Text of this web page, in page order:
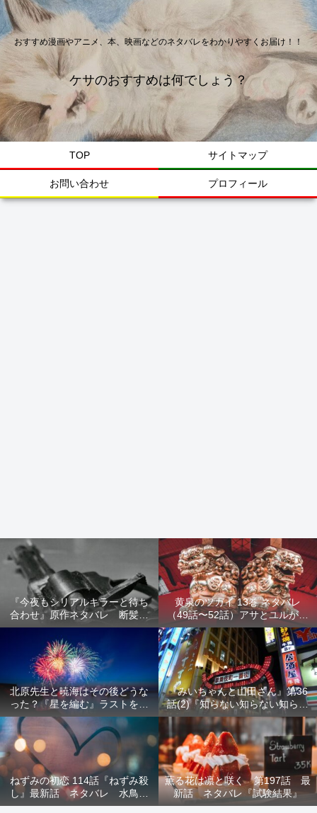
おすすめ漫画やアニメ、本、映画などのネタバレをわかりやすくお届け！！
ケサのおすすめは何でしょう？
TOP サイトマップ
お問い合わせ プロフィール
『今夜もシリアルキラーと待ち
合わせ』原作ネタバレ 断髪オ
ブジェ殺人事件 犯人の正体や
結末を解説
黄泉のツガイ 13巻 ネタバレ
（49話〜52話）アサとユルが家
出！西ノ村の真実とヒカルの決
意を解説
北原先生と暁海はその後どうな
った？『星を編む』ラストをネ
タバレ解説
『みいちゃんと山田さん』第36
話(2)『知らない知らない知らな
い』最新話 ネタバレ 犯人確
定 次回最終回
ねずみの初恋 114話『ねずみ殺
し』最新話 ネタバレ 水鳥死
亡 鯆を殺すか
薫る花は凛と咲く 第197話 最
新話 ネタバレ『試験結果』